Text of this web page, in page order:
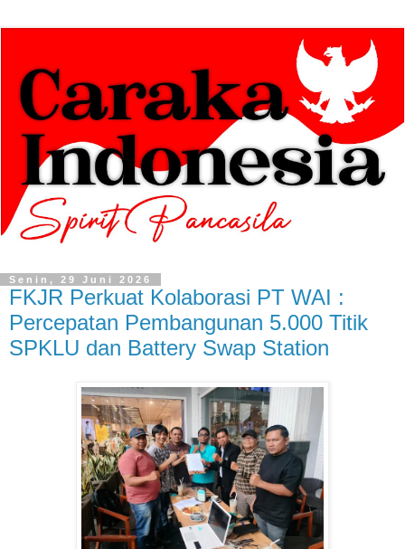
Senin, 29 Juni 2026
FKJR Perkuat Kolaborasi PT WAI :
Percepatan Pembangunan 5.000 Titik
SPKLU dan Battery Swap Station